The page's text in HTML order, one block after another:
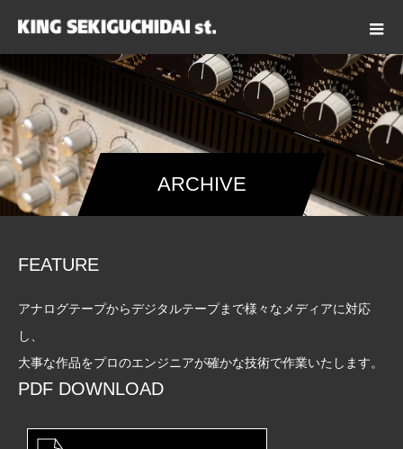
ARCHIVE
FEATURE
アナログテープからデジタルテープまで様々なメディアに対応
し、
大事な作品をプロのエンジニアが確かな技術で作業いたします。
PDF DOWNLOAD